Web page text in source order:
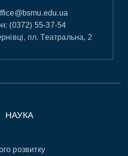
(0372) 55-37-54
пл. Театральна, 2
НАУКА
розвитку